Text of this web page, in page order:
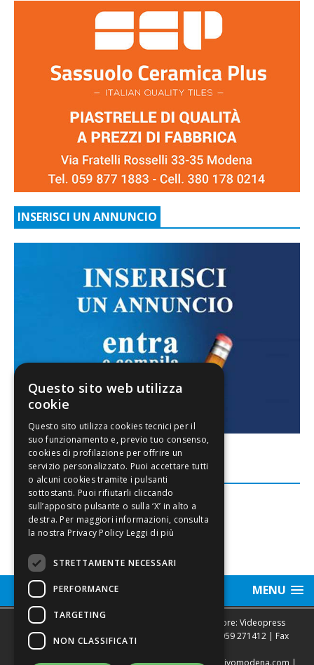
INSERISCI UN ANNUNCIO
FACEBOOK
MENU
Sede legale, Redazione, pubblicità e annunci Editore: Videopress
Modena S.r.l. via Emilia Est, 402/6 - Modena | Tel.
059 271412 | Fax
Questo sito web utilizza
cookie
Leggi di più
STRETTAMENTE NECESSARI
PERFORMANCE
TARGETING
NON CLASSIFICATI